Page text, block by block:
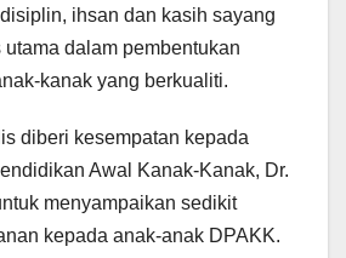
ihsan dan kasih sayang
utama dalam pembentukan
kanak yang berkualiti.
diberi kesempatan kepada
Awal Kanak-Kanak, Dr.
menyampaikan sedikit
kepada anak-anak DPAKK.